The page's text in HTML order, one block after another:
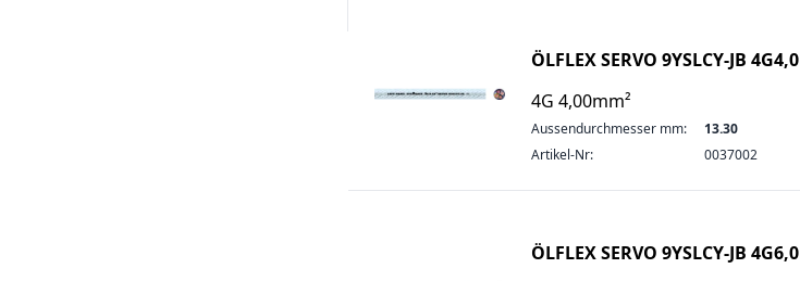
ÖLFLEX SERVO 9YSLCY-JB 4G4,0
4G 4,00mm²
Aussendurchmesser mm:
13.30
Artikel-Nr:
0037002
ÖLFLEX SERVO 9YSLCY-JB 4G6,0